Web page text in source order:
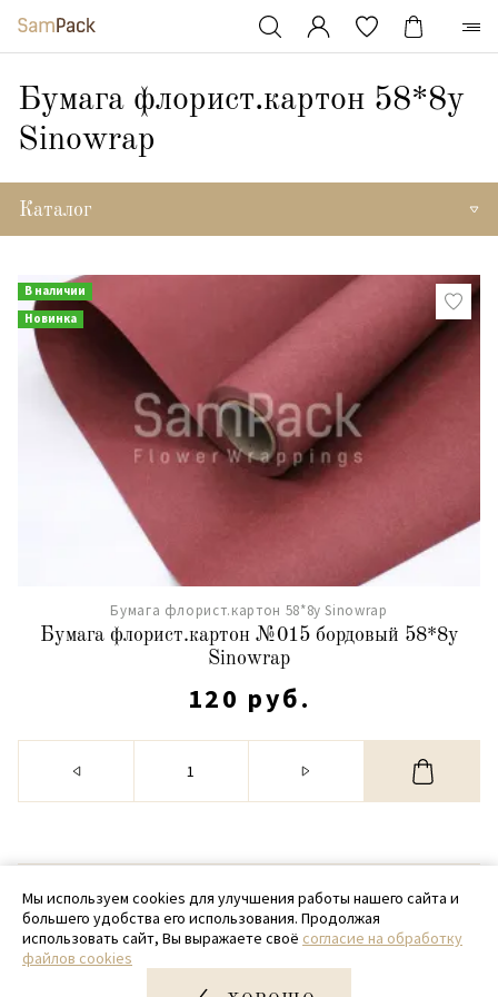
Бумага флорист.картон 58*8y
Sinowrap
Каталог
В наличии
Новинка
Бумага флорист.картон 58*8y Sinowrap
Бумага флорист.картон №015 бордовый 58*8y
Sinowrap
120 руб.
© 2020 - 2026 SamPack
+ 7 (918) 699-97-87
zakaz@sampack.store
Мы используем cookies для улучшения работы нашего сайта и
большего удобства его использования. Продолжая
использовать сайт, Вы выражаете своё согласие на обработку
файлов cookies